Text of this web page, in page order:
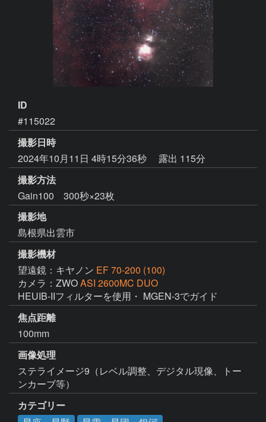
ID
#115022
撮影日時
2024年10月11日 4時15分36秒
露出 115分
撮影方法
Gain100 300秒×23枚
撮影地
島根県出雲市
撮影機材
望遠鏡：キヤノン EF 70-200 (100)
カメラ：ZWOASI 2600MC DUO
HEUIB-IIフィルターを使用・ MGEN-3でガイド
焦点距離
100mm
画像処理
ステライメージ9（レベル調整、デジタル現像、トー
カテゴリー